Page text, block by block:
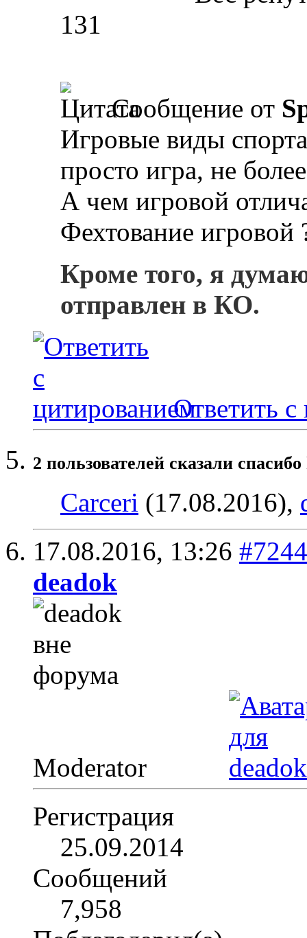
131
Сообщение от
Игровые виды
просто игра, не
А чем игровой
Фехтование игровой
Кроме того, я
отправлен в КО.
Ответить с
2 пользователей сказали
Carceri (17.08.2016),
17.08.2016, 13:26 #7244
deadok
Moderator
Регистрация
25.09.2014
Сообщений
7,958